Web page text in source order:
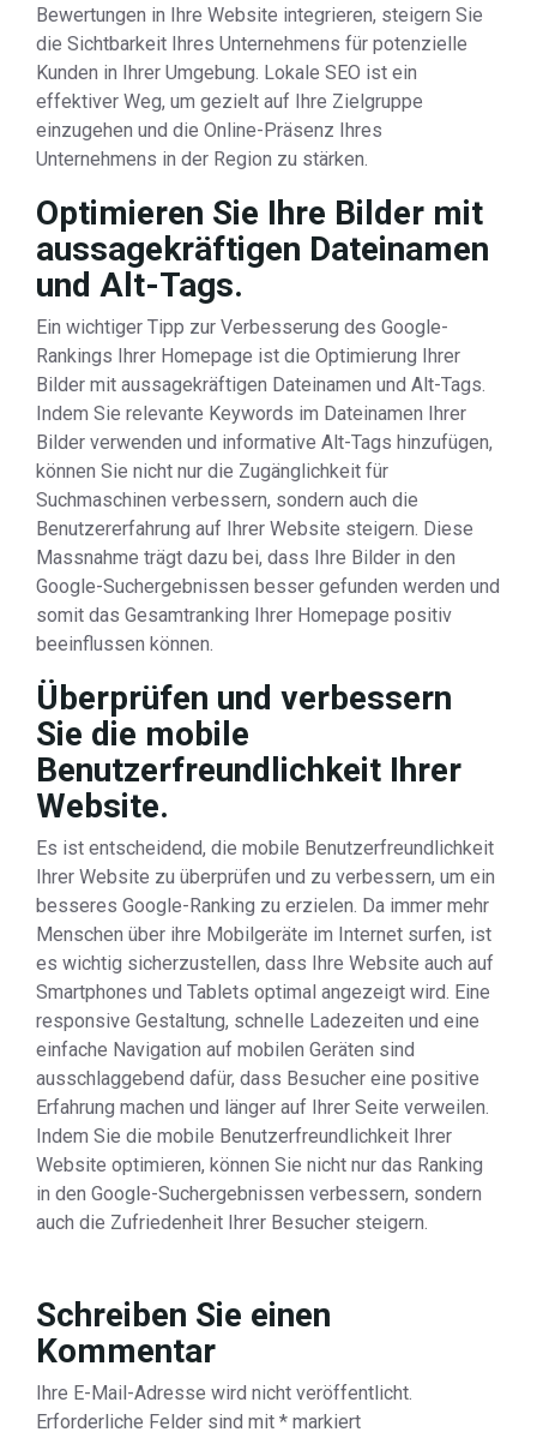
Bewertungen in Ihre Website integrieren, steigern Sie
die Sichtbarkeit Ihres Unternehmens für potenzielle
Kunden in Ihrer Umgebung. Lokale SEO ist ein
effektiver Weg, um gezielt auf Ihre Zielgruppe
einzugehen und die Online-Präsenz Ihres
Unternehmens in der Region zu stärken.
Optimieren Sie Ihre Bilder mit
aussagekräftigen Dateinamen
und Alt-Tags.
Ein wichtiger Tipp zur Verbesserung des Google-
Rankings Ihrer Homepage ist die Optimierung Ihrer
Bilder mit aussagekräftigen Dateinamen und Alt-Tags.
Indem Sie relevante Keywords im Dateinamen Ihrer
Bilder verwenden und informative Alt-Tags hinzufügen,
können Sie nicht nur die Zugänglichkeit für
Suchmaschinen verbessern, sondern auch die
Benutzererfahrung auf Ihrer Website steigern. Diese
Massnahme trägt dazu bei, dass Ihre Bilder in den
Google-Suchergebnissen besser gefunden werden und
somit das Gesamtranking Ihrer Homepage positiv
beeinflussen können.
Überprüfen und verbessern
Sie die mobile
Benutzerfreundlichkeit Ihrer
Website.
Es ist entscheidend, die mobile Benutzerfreundlichkeit
Ihrer Website zu überprüfen und zu verbessern, um ein
besseres Google-Ranking zu erzielen. Da immer mehr
Menschen über ihre Mobilgeräte im Internet surfen, ist
es wichtig sicherzustellen, dass Ihre Website auch auf
Smartphones und Tablets optimal angezeigt wird. Eine
responsive Gestaltung, schnelle Ladezeiten und eine
einfache Navigation auf mobilen Geräten sind
ausschlaggebend dafür, dass Besucher eine positive
Erfahrung machen und länger auf Ihrer Seite verweilen.
Indem Sie die mobile Benutzerfreundlichkeit Ihrer
Website optimieren, können Sie nicht nur das Ranking
in den Google-Suchergebnissen verbessern, sondern
auch die Zufriedenheit Ihrer Besucher steigern.
Schreiben Sie einen
Kommentar
Ihre E-Mail-Adresse wird nicht veröffentlicht.
Erforderliche Felder sind mit * markiert